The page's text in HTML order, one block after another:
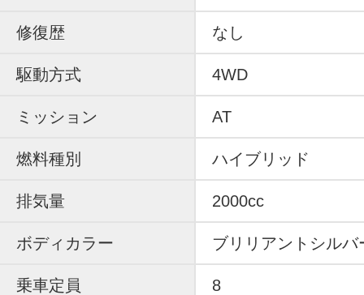
修復歴 なし
駆動方式 4WD
ミッション AT
燃料種別 ハイブリッド
排気量 2000cc
ボディカラー ブリリアントシルバ
乗車定員 8